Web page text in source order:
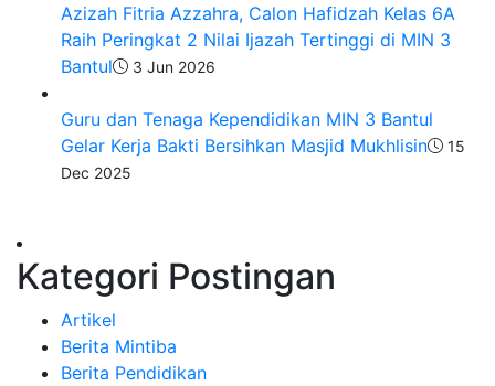
Azizah Fitria Azzahra, Calon Hafidzah Kelas 6A
Raih Peringkat 2 Nilai Ijazah Tertinggi di MIN 3
Bantul
3 Jun 2026
Guru dan Tenaga Kependidikan MIN 3 Bantul
Gelar Kerja Bakti Bersihkan Masjid Mukhlisin
15
Dec 2025
Kategori Postingan
Artikel
Berita Mintiba
Berita Pendidikan